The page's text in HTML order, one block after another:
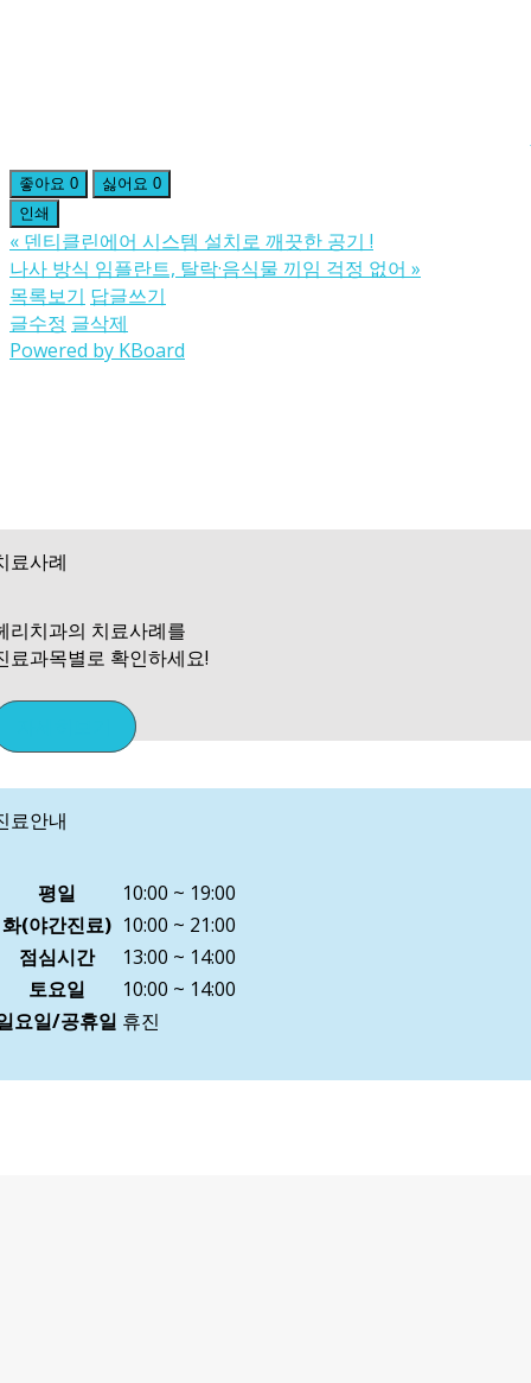
좋아요 0 싫어요 0
인쇄
« 덴티클린에어 시스템 설치로 깨끗한 공기 !
나사 방식 임플란트, 탈락·음식물 끼임 걱정 없어 »
목록보기 답글쓰기
글수정 글삭제
Powered by KBoard
료사례
리치과의 치료사례를
료과목별로 확인하세요!
료안내
평일
10:00 ~ 19:00
화(야간진료) 10:00 ~ 21:00
점심시간
13:00 ~ 14:00
토요일
10:00 ~ 14:00
요일/공휴일 휴진